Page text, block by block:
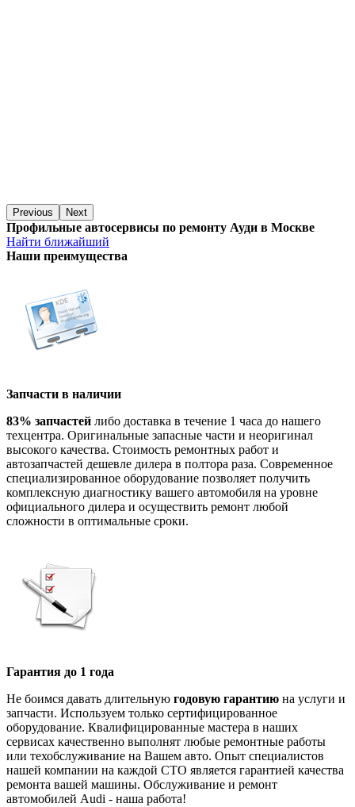
Previous Next
Профильные автосервисы по ремонту Ауди в Москве
Найти ближайший
Наши преимущества
Запчасти в наличии
83% запчастей либо доставка в течение 1 часа до нашего
техцентра. Оригинальные запасные части и неоригинал
высокого качества. Стоимость ремонтных работ и
автозапчастей дешевле дилера в полтора раза. Современное
специализированное оборудование позволяет получить
комплексную диагностику вашего автомобиля на уровне
официального дилера и осуществить ремонт любой
сложности в оптимальные сроки.
Гарантия до 1 года
Не боимся давать длительную годовую гарантию на услуги и
запчасти. Используем только сертифицированное
оборудование. Квалифицированные мастера в наших
сервисах качественно выполнят любые ремонтные работы
или техобслуживание на Вашем авто. Опыт специалистов
нашей компании на каждой СТО является гарантией качества
ремонта вашей машины. Обслуживание и ремонт
автомобилей Audi - наша работа!